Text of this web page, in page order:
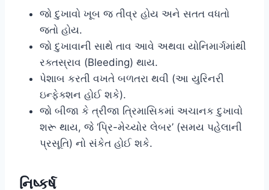
જો દુખાવો ખૂબ જ તીવ્ર હોય અને સતત વધતો
જતો હોય.
જો દુખાવાની સાથે તાવ આવે અથવા યોનિમાર્ગમાંથી
રક્તસ્રાવ (Bleeding) થાય.
પેશાબ કરતી વખતે બળતરા થવી (આ યુરિનરી
ઇન્ફેક્શન હોઈ શકે).
જો બીજા કે ત્રીજા ત્રિમાસિકમાં અચાનક દુખાવો
શરૂ થાય, જે ‘પ્રિ-મેચ્યોર લેબર’ (સમય પહેલાની
પ્રસૂતિ) નો સંકેત હોઈ શકે.
નિષ્કર્ષ